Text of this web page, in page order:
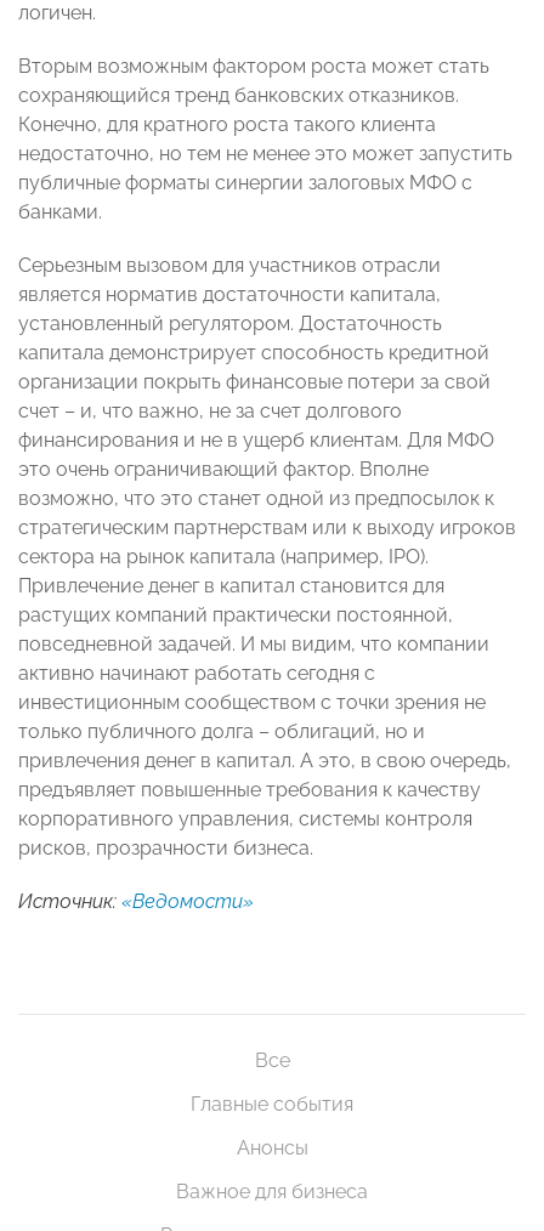
логичен.
Вторым возможным фактором роста может стать
сохраняющийся тренд банковских отказников.
Конечно, для кратного роста такого клиента
недостаточно, но тем не менее это может запустить
публичные форматы синергии залоговых МФО с
банками.
Серьезным вызовом для участников отрасли
является норматив достаточности капитала,
установленный регулятором. Достаточность
капитала демонстрирует способность кредитной
организации покрыть финансовые потери за свой
счет – и, что важно, не за счет долгового
финансирования и не в ущерб клиентам. Для МФО
это очень ограничивающий фактор. Вполне
возможно, что это станет одной из предпосылок к
стратегическим партнерствам или к выходу игроков
сектора на рынок капитала (например, IPO).
Привлечение денег в капитал становится для
растущих компаний практически постоянной,
повседневной задачей. И мы видим, что компании
активно начинают работать сегодня с
инвестиционным сообществом с точки зрения не
только публичного долга – облигаций, но и
привлечения денег в капитал. А это, в свою очередь,
предъявляет повышенные требования к качеству
корпоративного управления, системы контроля
рисков, прозрачности бизнеса.
Источник: «Ведомости»
Все
Главные события
Анонсы
Важное для бизнеса